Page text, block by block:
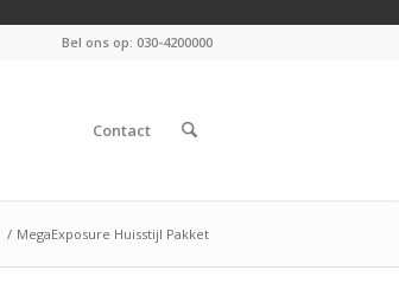
Bel ons op: 030-4200000
Contact
/ MegaExposure Huisstijl Pakket